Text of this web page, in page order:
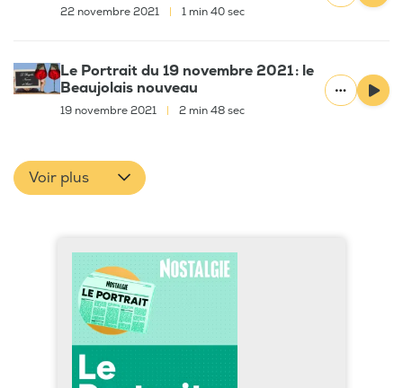
22 novembre 2021 1 min 40 sec
Le Portrait du 19 novembre 2021 : le
Beaujolais nouveau
19 novembre 2021 2 min 48 sec
Voir plus